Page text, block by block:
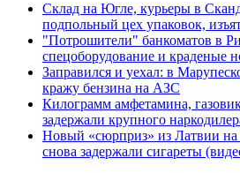
Склад на Югле, курьеры в
подпольный цех упаковок,
"Потрошители" банкоматов в
спецоборудование и краденые
Заправился и уехал: в
кражу бензина на АЗС
Килограмм амфетамина,
задержали крупного
Новый «сюрприз» из Латвии
снова задержали сигареты